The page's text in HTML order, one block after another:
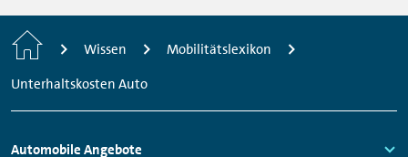
StartseiteWissen
Mobilitätslexikon
Unterhaltskosten Auto
Fußzeilen
Automobile Angebote